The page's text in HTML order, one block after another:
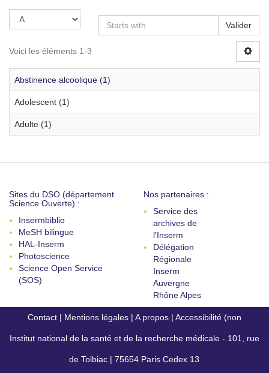
Valider
Voici les éléments 1-3
Abstinence alcoolique (1)
Adolescent (1)
Adulte (1)
Sites du DSO (département
Science Ouverte) :
Insermbiblio
MeSH bilingue
HAL-Inserm
Photoscience
Science Open Service
(SOS)
Nos partenaires :
Service des
archives de
l'Inserm
Délégation
Régionale
Inserm
Auvergne
Rhône Alpes
Contact | Mentions légales | A propos | Accessibilité (non
conforme)
Institut national de la santé et de la recherche médicale - 101, rue
de Tolbiac | 75654 Paris Cedex 13